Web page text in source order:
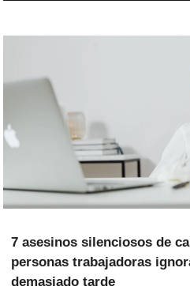
7 asesinos silenciosos de
personas trabajadoras
demasiado tarde